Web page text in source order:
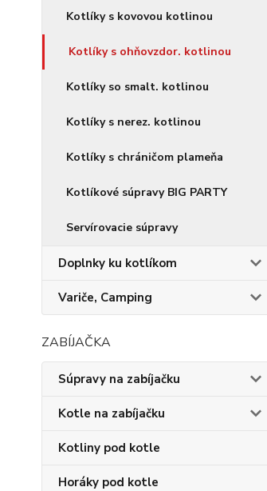
Kotlíky s kovovou kotlinou
Kotlíky s ohňovzdor. kotlinou
Kotlíky so smalt. kotlinou
Kotlíky s nerez. kotlinou
Kotlíky s chráničom plameňa
Kotlíkové súpravy BIG PARTY
Servírovacie súpravy
Doplnky ku kotlíkom
Variče, Camping
ZABÍJAČKA
Súpravy na zabíjačku
Kotle na zabíjačku
Kotliny pod kotle
Horáky pod kotle